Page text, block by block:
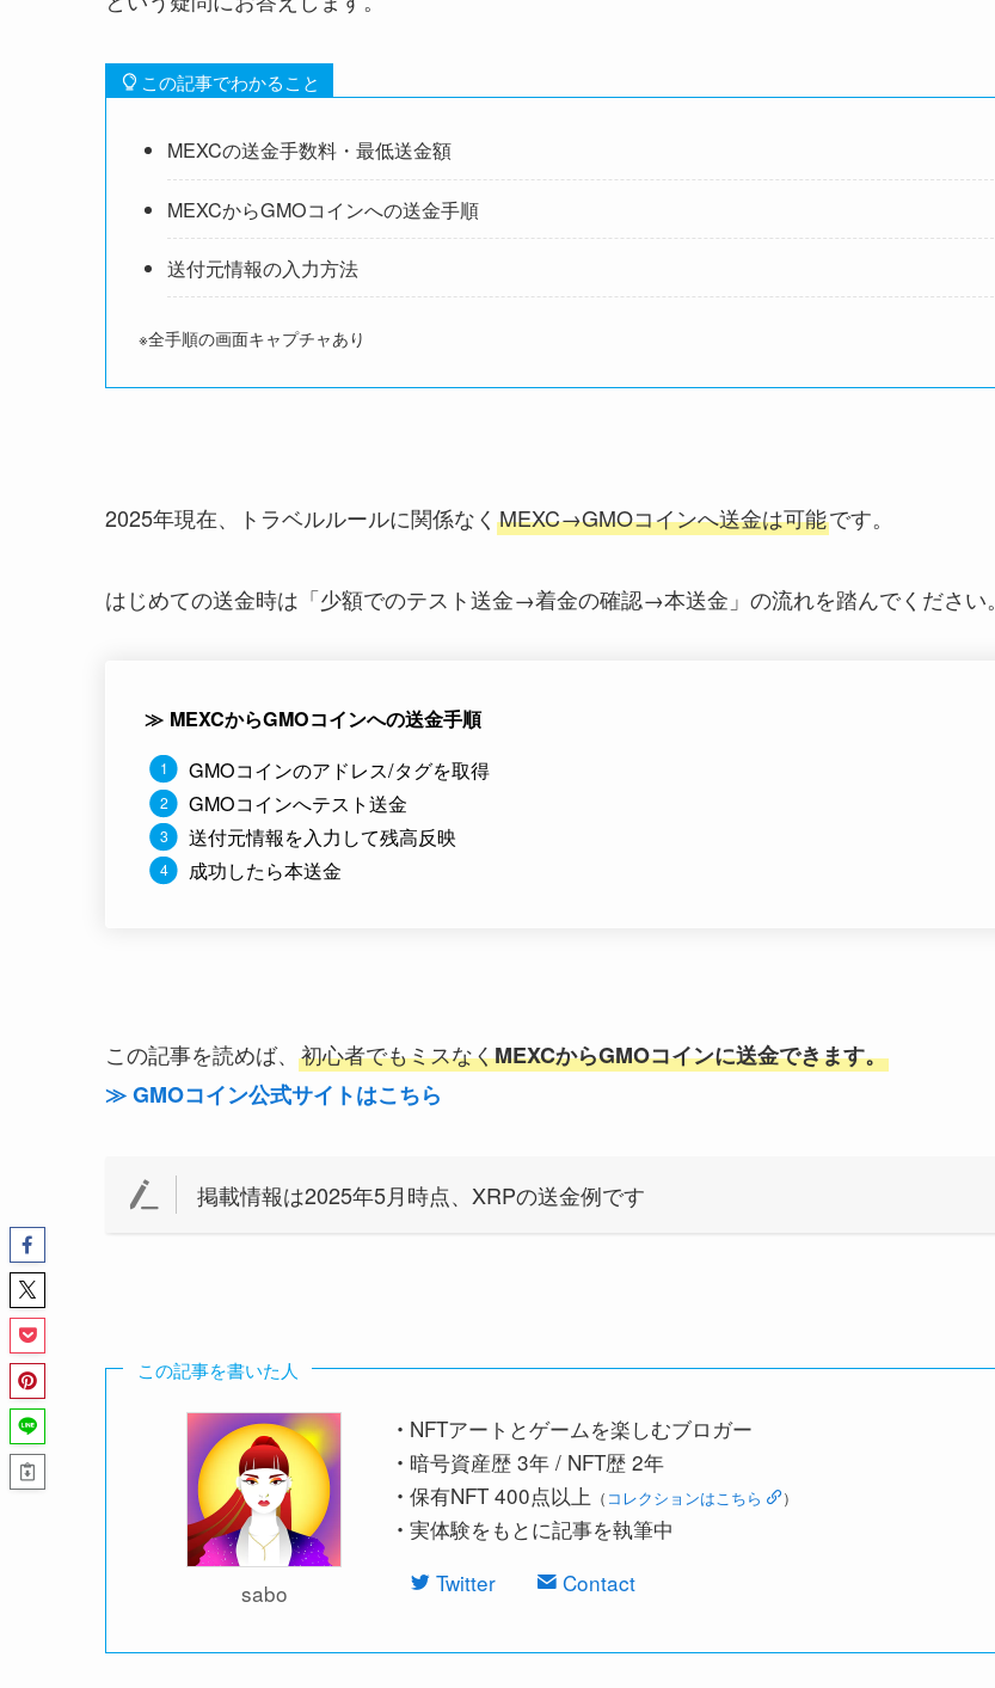
この記事でわかること
MEXCの送金手数料・最低送金額
MEXCからGMOコインへの送金手順
送付元情報の入力方法
※全手順の画面キャプチャあり
2025年現在、トラベルルールに関係なく MEXC→GMOコインへ送金は可能です。
はじめての送金時は 「少額でのテスト送金→着金の確認→本送金 」の流れを踏んでください。
≫ MEXCからGMOコインへの送金手順
GMOコインのアドレス/タグを取得
GMOコインへテスト送金
送付元情報を入力して残高反映
成功したら本送金
この記事を読めば、 初心者でもミスなくMEXCからGMOコインに送金できます。
≫ GMOコイン公式サイトはこちら
掲載情報は2025年5月時点、XRPの送金例です
この記事を書いた人
sabo
・ NFTアートとゲームを楽しむブロガー
・ 暗号資産歴 3年 / NFT歴 2年
・ 保有NFT 400点以上 （ コレクションはこちら ）
・ 実体験をもとに記事を執筆中
Twitter
Contact